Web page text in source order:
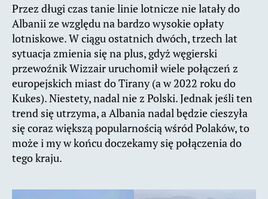
Przez długi czas tanie linie lotnicze nie latały do
Albanii ze względu na bardzo wysokie opłaty
lotniskowe. W ciągu ostatnich dwóch, trzech lat
sytuacja zmienia się na plus, gdyż węgierski
przewoźnik Wizzair uruchomił wiele połączeń z
europejskich miast do Tirany (a w 2022 roku do
Kukes). Niestety, nadal nie z Polski. Jednak jeśli ten
trend się utrzyma, a Albania nadal będzie cieszyła
się coraz większą popularnością wśród Polaków, to
może i my w końcu doczekamy się połączenia do
tego kraju.